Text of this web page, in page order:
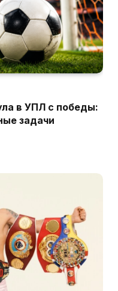
в УПЛ с победы:
задачи